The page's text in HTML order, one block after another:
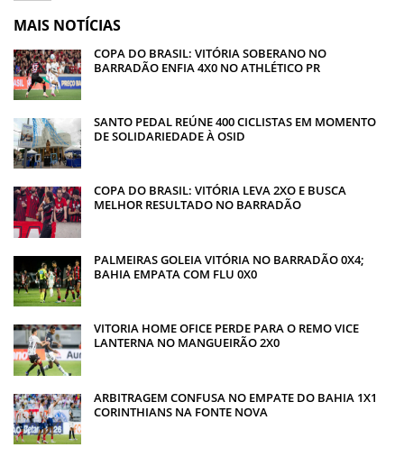
MAIS NOTÍCIAS
COPA DO BRASIL: VITÓRIA SOBERANO NO
BARRADÃO ENFIA 4X0 NO ATHLÉTICO PR
SANTO PEDAL REÚNE 400 CICLISTAS EM MOMENTO
DE SOLIDARIEDADE À OSID
COPA DO BRASIL: VITÓRIA LEVA 2XO E BUSCA
MELHOR RESULTADO NO BARRADÃO
PALMEIRAS GOLEIA VITÓRIA NO BARRADÃO 0X4;
BAHIA EMPATA COM FLU 0X0
VITORIA HOME OFICE PERDE PARA O REMO VICE
LANTERNA NO MANGUEIRÃO 2X0
ARBITRAGEM CONFUSA NO EMPATE DO BAHIA 1X1
CORINTHIANS NA FONTE NOVA